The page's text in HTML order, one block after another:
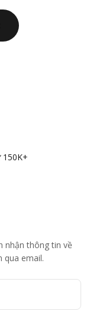
nhận thông tin về
qua email.